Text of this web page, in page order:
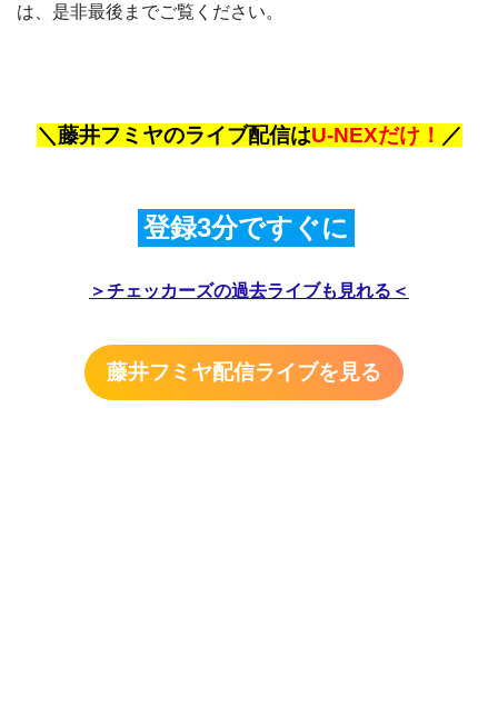
は、是非最後までご覧ください。
＼藤井フミヤのライブ配信はU-NEXだけ！ ／
登録3分ですぐに
＞チェッカーズの過去ライブも見れる＜
藤井フミヤ配信ライブを見る